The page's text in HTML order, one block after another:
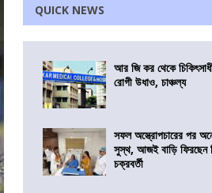
QUICK NEWS
আর জি কর থেকে
রোগী উধাও, চাঞ্চল্য
সফল অস্ত্রোপচারের পর
সুস্থ, আজই বাড়ি ফিরছেন
চক্রবর্তী